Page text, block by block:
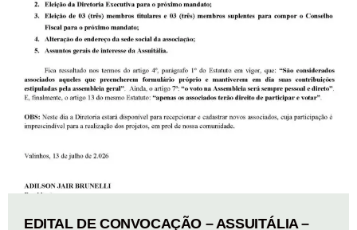
EDITAL DE CONVOCAÇÃO – ASSUITÁLIA –